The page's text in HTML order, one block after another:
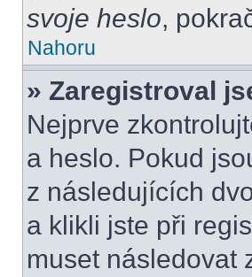
svoje heslo,
Nahoru
» Zaregistroval
Nejprve
a heslo. Pokud
z následujících
a klikli jste při
muset následovat